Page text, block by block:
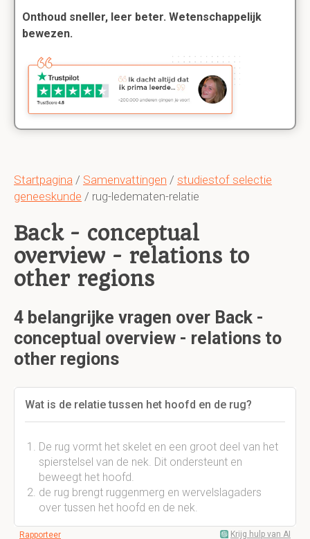
Startpagina / Samenvattingen / studiestof selectie
geneeskunde / rug-ledematen-relatie
Back - conceptual
overview - relations to
other regions
4 belangrijke vragen over Back -
conceptual overview - relations to
other regions
Wat is de relatie tussen het hoofd en de rug?
De rug vormt het skelet en een groot deel van het
spierstelsel van de nek. Dit ondersteunt en
beweegt het hoofd.
de rug brengt ruggenmerg en wervelslagaders
over tussen het hoofd en de nek.
Rapporteer Krijg hulp van AI
Onthoud sneller, leer beter. Wetenschappelijk
bewezen.